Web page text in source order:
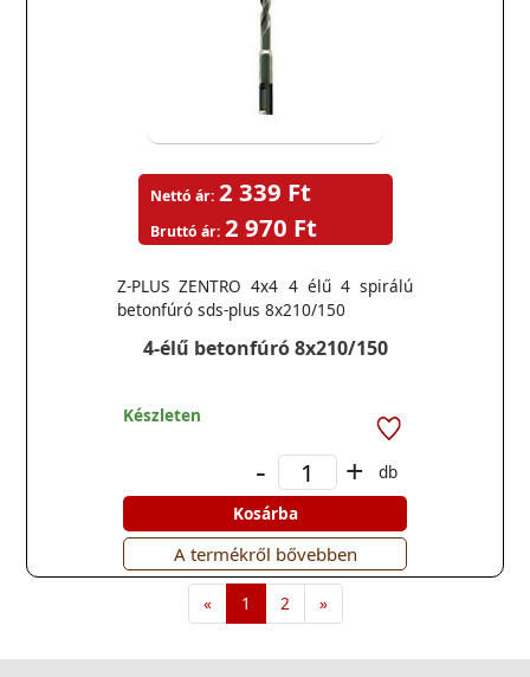
4-élű betonfúró 8x210/150
Z-PLUS ZENTRO 4x4 4 élű 4 spirálú
betonfúró sds-plus 8x210/150
Nettó ár: 2 339 Ft
Bruttó ár: 2 970 Ft
Készleten
- +
db
Kosárba
A termékről bővebben
« 1 2 »